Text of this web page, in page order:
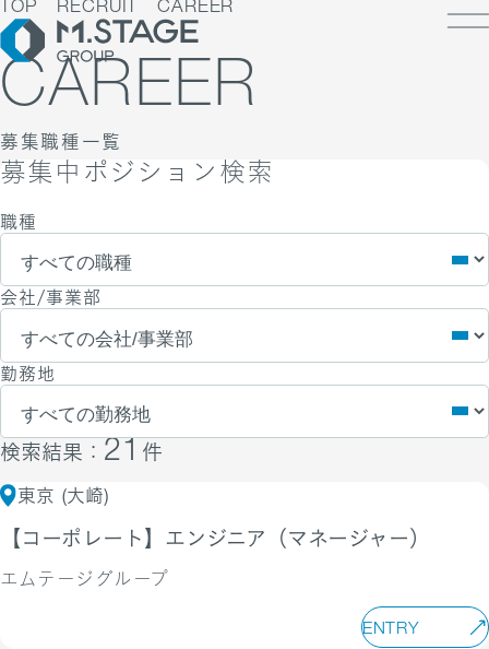
TOP
ビーイング
材
継M&A
見るエムステージグループ
ナビリティ
TOP
ッセージ
度
種一覧
境
シーポリシー
ュリティに関する方針
リシー
TOP RECRUIT CAREER
CAREER
募集職種一覧
募集中ポジション検索
職種
会社/事業部
勤務地
検索結果： 21 件
東京 (大崎)
【コーポレート】エンジニア（マネージャー）
エムテージグループ
ENTRY